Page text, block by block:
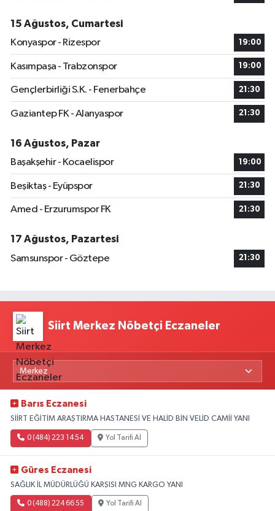
15 Ağustos, Cumartesi
Konyaspor - Rizespor
19:00
Kasımpaşa - Trabzonspor 19:00
Gençlerbirliği S.K. - Fenerbahçe 21:30
Gaziantep FK - Alanyaspor 21:30
16 Ağustos, Pazar
Başakşehir - Kocaelispor
19:00
Beşiktaş - Eyüpspor 21:30
Amed - Erzurumspor FK 21:30
17 Ağustos, Pazartesi
Samsunspor - Göztepe
21:30
Siirt Merkez Nöbetçi Eczaneler
Barıs Eczanesi
SİİRT EĞİTİM ARAŞTIRMA HASTANESİ VE HALİD BİN VELİD CAMİİ YANI
0 (484) 223 14 54 Yol Tarifi Al
Güres Eczanesi
SAĞLIK İL MÜDÜRLÜĞÜ KARŞISI MNG KARGO YANI
0 (488) 224 66 55 Yol Tarifi Al